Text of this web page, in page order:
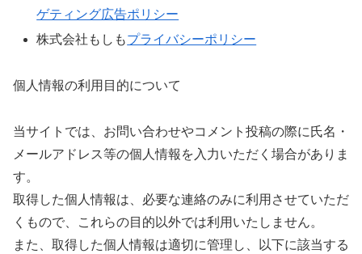
ゲティング広告ポリシー
株式会社もしもプライバシーポリシー
個人情報の利用目的について
当サイトでは、お問い合わせやコメント投稿の際に氏名・
メールアドレス等の個人情報を入力いただく場合がありま
す。
取得した個人情報は、必要な連絡のみに利用させていただ
くもので、これらの目的以外では利用いたしません。
また、取得した個人情報は適切に管理し、以下に該当する